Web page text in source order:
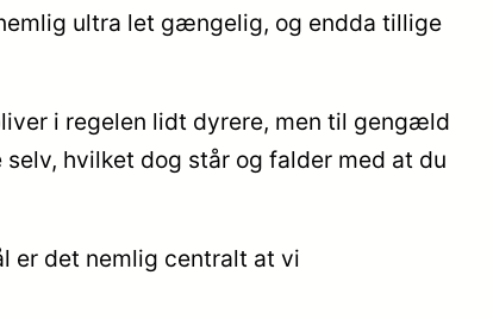
ultra let gængelig, og endda tillige
i regelen lidt dyrere, men til gengæld
hvilket dog står og falder med at du
er det nemlig centralt at vi